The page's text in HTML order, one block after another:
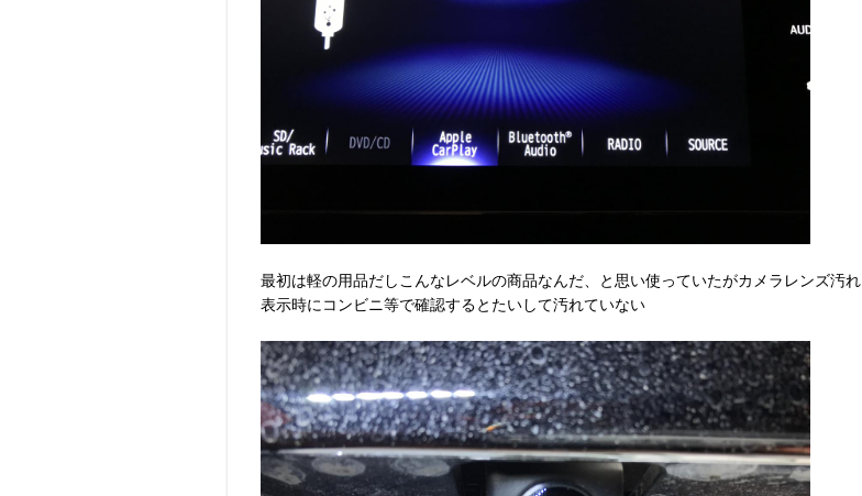
最初は軽の用品だしこんなレベルの商品なんだ、と思い使っていたがカメラレンズ汚れ
表示時にコンビニ等で確認するとたいして汚れていない